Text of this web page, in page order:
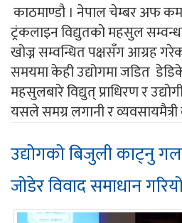
काठमाण्डौ । नेपाल चेम्बर अफ
ट्रंकलाइन विद्युतको महसुल
खोज्न सम्वन्धित पक्षसँग आग्रह
समयमा केही उद्योगमा जडित
महसुलबारे विद्युत् प्राधिरण र
यसले समग्र लगानी र
उद्योगको बिजुली काट्नु
जोडेर विवाद समाधान